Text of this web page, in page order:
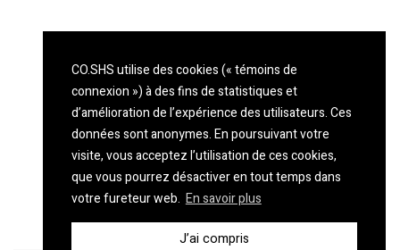
CO.SHS utilise des cookies (« témoins de
connexion ») à des fins de statistiques et
d’amélioration de l’expérience des utilisateurs. Ces
données sont anonymes. En poursuivant votre
visite, vous acceptez l’utilisation de ces cookies,
que vous pourrez désactiver en tout temps dans
votre fureteur web. En savoir plus
J’ai compris